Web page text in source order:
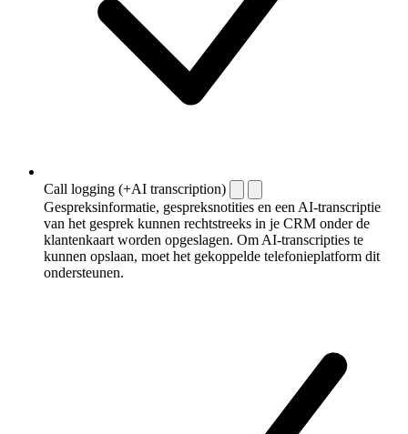
Call logging (+AI transcription)
Gespreksinformatie, gespreksnotities en een AI-transcriptie
van het gesprek kunnen rechtstreeks in je CRM onder de
klantenkaart worden opgeslagen. Om AI-transcripties te
kunnen opslaan, moet het gekoppelde telefonieplatform dit
ondersteunen.